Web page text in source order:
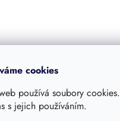
cookies
používá soubory
s jejich používáním.